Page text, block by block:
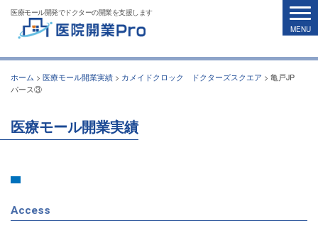
医療モール開発でドクターの開業を支援します
ホーム > 医療モール開業実績 > カメイドクロック ドクターズスクエア > 亀戸JP
パース③
医療モール開業実績
Access